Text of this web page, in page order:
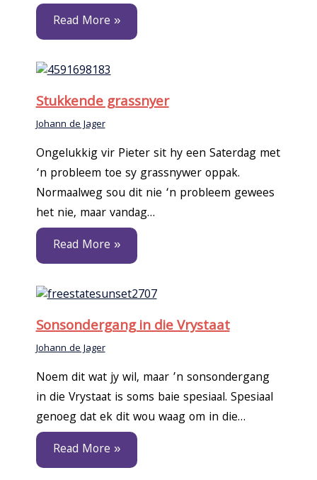
Read More »
Stukkende grassnyer
Johann de Jager
Ongelukkig vir Pieter sit hy een Saterdag met
‘n probleem toe sy grassnywer oppak.
Normaalweg sou dit nie ‘n probleem gewees
het nie, maar vandag…
Read More »
Sonsondergang in die Vrystaat
Johann de Jager
Noem dit wat jy wil, maar ’n sonsondergang
in die Vrystaat is soms baie spesiaal. Spesiaal
genoeg dat ek dit wou waag om in die…
Read More »